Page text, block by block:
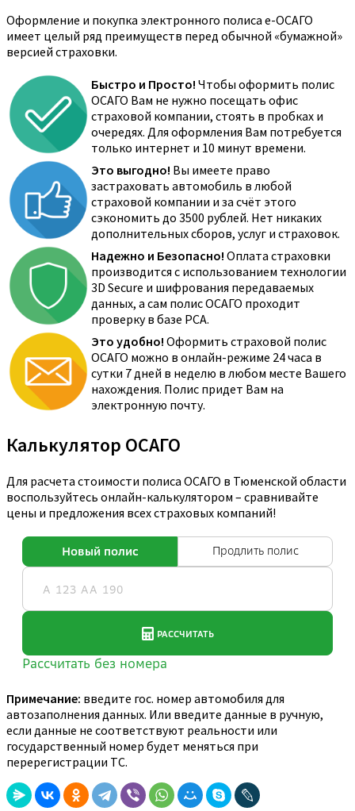
Оформление и покупка электронного полиса е-ОСАГО
имеет целый ряд преимуществ перед обычной «бумажной»
версией страховки.
Быстро и Просто! Чтобы оформить полис
ОСАГО Вам не нужно посещать офис
страховой компании, стоять в пробках и
очередях. Для оформления Вам потребуется
только интернет и 10 минут времени.
Это выгодно! Вы имеете право
застраховать автомобиль в любой
страховой компании и за счёт этого
сэкономить до 3500 рублей. Нет никаких
дополнительных сборов, услуг и страховок.
Надежно и Безопасно! Оплата страховки
производится с использованием технологии
3D Secure и шифрования передаваемых
данных, а сам полис ОСАГО проходит
проверку в базе РСА.
Это удобно! Оформить страховой полис
ОСАГО можно в онлайн-режиме 24 часа в
сутки 7 дней в неделю в любом месте Вашего
нахождения. Полис придет Вам на
электронную почту.
Калькулятор ОСАГО
Для расчета стоимости полиса ОСАГО в Тюменской области
воспользуйтесь онлайн-калькулятором – сравнивайте
цены и предложения всех страховых компаний!
Примечание: введите гос. номер автомобиля для
автозаполнения данных. Или введите данные в ручную,
если данные не соответствуют реальности или
государственный номер будет меняться при
перерегистрации ТС.